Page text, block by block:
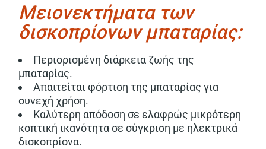
Μειονεκτήματα των
δισκοπρίονων μπαταρίας:
Περιορισμένη διάρκεια ζωής της
μπαταρίας.
Απαιτείται φόρτιση της μπαταρίας για
συνεχή χρήση.
Καλύτερη απόδοση σε ελαφρώς μικρότερη
κοπτική ικανότητα σε σύγκριση με ηλεκτρικά
δισκοπρίονα.